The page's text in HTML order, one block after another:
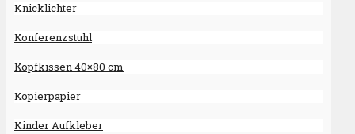
Knicklichter
Konferenzstuhl
Kopfkissen 40×80 cm
Kopierpapier
Kinder Aufkleber